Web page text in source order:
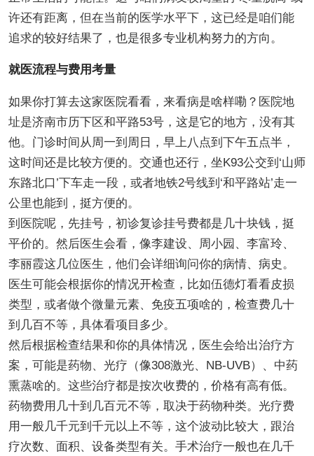
许还有距离，但在当前的医学水平下，这已经是咱们能
追求的较好结果了，也是很多专业机构努力的方向。
就医流程与费用考量
如果你打算去这家医院看看，来看病是啥样嘞？医院地
址是济南市历下区和平路53号，这是它的地方，没有其
他。门诊时间从周一到周日，早上八点到下午五点半，
这时间还是比较方便的。交通也还行，坐K93公交到‘山师
东路北口’下车走一段，或者地铁2号线到‘和平路站’走一
公里也能到，挺方便的。
到医院呢，先挂号，初诊复诊挂号费都是几十块钱，挺
平价的。然后医生会看，像李建设、周小园、李富玲、
李丽霞这几位医生，他们会详细询问你的病情、病史。
医生可能会根据你的情况开检查，比如伍德灯看看皮损
类型，或者做个微量元素、免疫五项啥的，检查费几十
到几百不等，具体看项目多少。
然后根据检查结果和你的具体情况，医生会给出治疗方
案，可能是药物、光疗（像308激光、NB-UVB）、中药
熏蒸啥的。这些治疗都是按次收费的，价格有高有低。
药物费用几十到几百元不等，取决于药物种类。光疗费
用一般几千元到千元以上不等，这个波动比较大，跟治
疗次数、面积、设备类型有关。手术治疗一般也在几千